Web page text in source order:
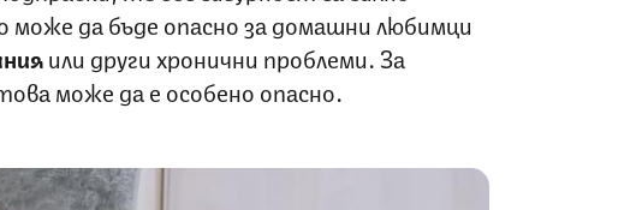
може да бъде опасно за домашни любимци
или други хронични проблеми. За
може да е особено опасно.